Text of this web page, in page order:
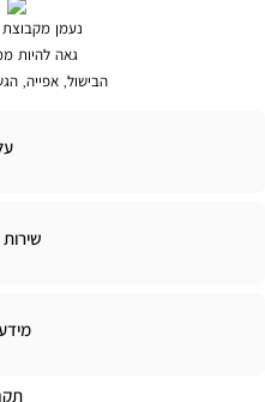
נעמן מקבוצת
גאה להיות
הבישול, אפייה,